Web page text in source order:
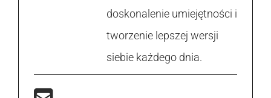
doskonalenie umiejętności i
tworzenie lepszej wersji
siebie każdego dnia.